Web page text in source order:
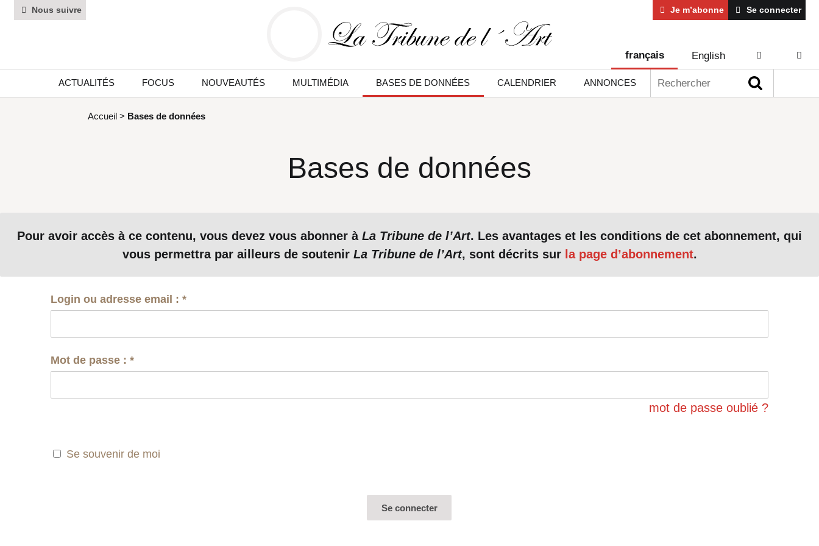
Nous suivre Je m’abonne Se connecter
ACTUALITÉS FOCUS NOUVEAUTÉS MULTIMÉDIA BASES DE DONNÉES CALENDRIER ANNONCES
français English AIDE
Accueil > Bases de données
Bases de données
Pour avoir accès à ce contenu, vous devez vous abonner à La Tribune de l’Art. Les avantages et les conditions de cet abonnement, qui
vous permettra par ailleurs de soutenir La Tribune de l’Art, sont décrits sur la page d’abonnement.
Login ou adresse email :*
Mot de passe :*
mot de passe oublié ?
Se souvenir de moi